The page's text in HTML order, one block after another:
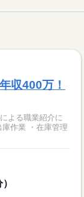
収400万！
よる職業紹介に
作業 ・在庫管理